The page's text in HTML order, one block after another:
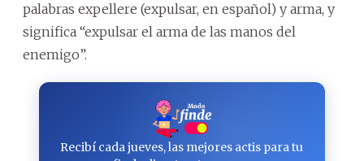
palabras expellere (expulsar, en español) y arma, y
significa “expulsar el arma de las manos del
enemigo”.
Recibí cada jueves, las mejores actis para tu